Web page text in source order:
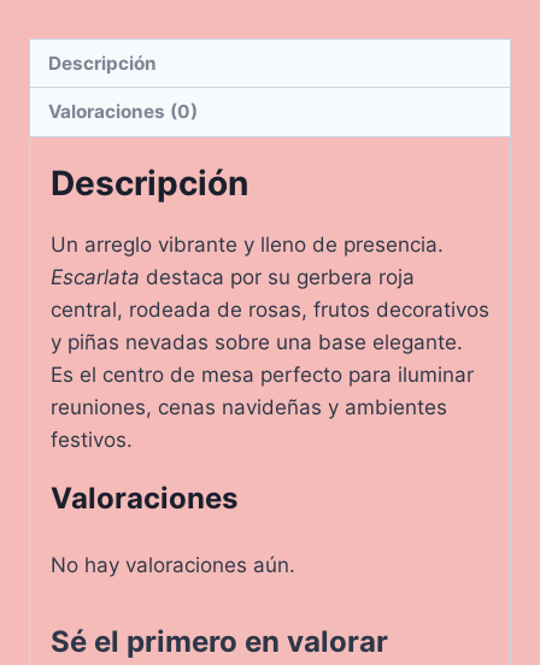
Descripción
Valoraciones (0)
Descripción
Un arreglo vibrante y lleno de presencia.
Escarlata destaca por su gerbera roja
central, rodeada de rosas, frutos decorativos
y piñas nevadas sobre una base elegante.
Es el centro de mesa perfecto para iluminar
reuniones, cenas navideñas y ambientes
festivos.
Valoraciones
No hay valoraciones aún.
Sé el primero en valorar